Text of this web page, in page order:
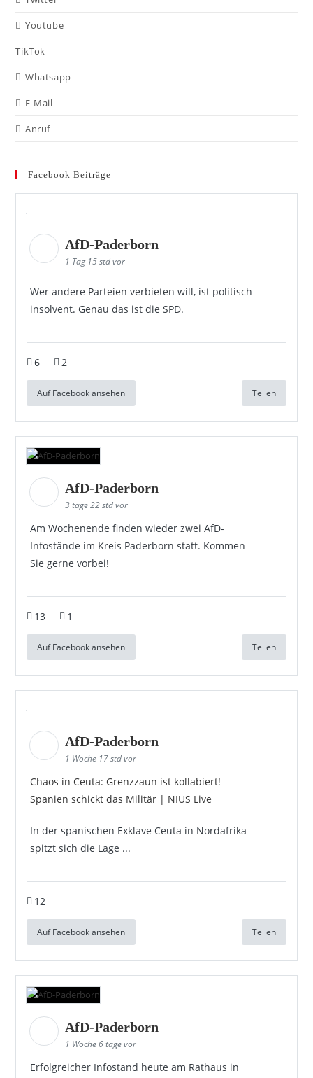
Youtube
TikTok
Whatsapp
E-Mail
Anruf
Facebook Beiträge
AfD-Paderborn
1 Tag 15 std vor
Wer andere Parteien verbieten will, ist politisch
insolvent. Genau das ist die SPD.
6 2
Auf Facebook ansehen Teilen
AfD-Paderborn
3 tage 22 std vor
Am Wochenende finden wieder zwei AfD-
Infostände im Kreis Paderborn statt. Kommen
Sie gerne vorbei!
13 1
Auf Facebook ansehen Teilen
AfD-Paderborn
1 Woche 17 std vor
Chaos in Ceuta: Grenzzaun ist kollabiert!
Spanien schickt das Militär | NIUS Live
In der spanischen Exklave Ceuta in Nordafrika
spitzt sich die Lage ...
12
Auf Facebook ansehen Teilen
AfD-Paderborn
1 Woche 6 tage vor
Erfolgreicher Infostand heute am Rathaus in